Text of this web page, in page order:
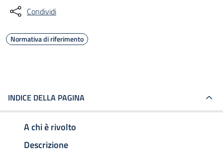
Condividi
Normativa di riferimento
INDICE DELLA PAGINA
A chi è rivolto
Descrizione